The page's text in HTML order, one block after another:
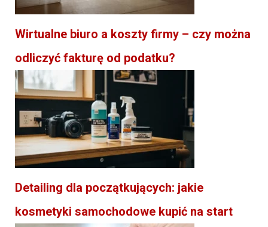
Wirtualne biuro a koszty firmy – czy można
odliczyć fakturę od podatku?
Detailing dla początkujących: jakie
kosmetyki samochodowe kupić na start